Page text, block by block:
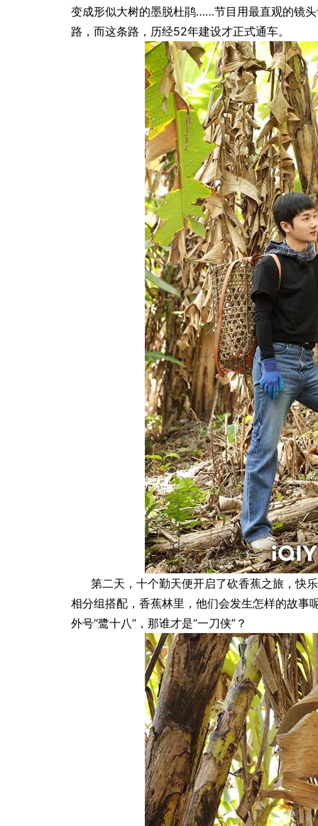
变成形似大树的墨脱杜鹃……节目用最直观的镜
路，而这条路，历经52年建设才正式通车。
第二天，十个勤天便开启了砍香蕉之旅，快
相分组搭配，香蕉林里，他们会发生怎样的故事
外号“鹭十八”，那谁才是“一刀侠”？